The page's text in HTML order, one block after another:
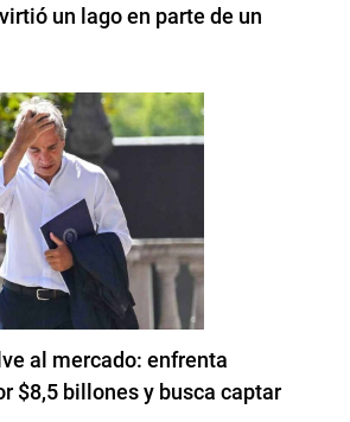
un lago en parte de un
al mercado: enfrenta
$8,5 billones y busca captar